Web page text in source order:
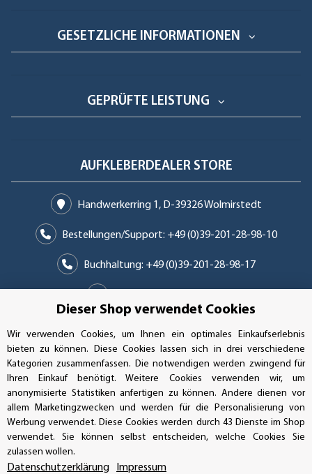
GESETZLICHE INFORMATIONEN
GEPRÜFTE LEISTUNG
AUFKLEBERDEALER STORE
Handwerkerring 1, D-39326 Wolmirstedt
Bestellungen/Support: +49 (0)39-201-28-98-10
Buchhaltung: +49 (0)39-201-28-98-17
UNSER AFFILIATE-PROGRAMM
UNSERE ZAHLUNGSARTEN*
Dieser Shop verwendet Cookies
Wir verwenden Cookies, um Ihnen ein optimales Einkaufserlebnis
bieten zu können. Diese Cookies lassen sich in drei verschiedene
Kategorien zusammenfassen. Die notwendigen werden zwingend für
Ihren Einkauf benötigt. Weitere Cookies verwenden wir, um
anonymisierte Statistiken anfertigen zu können. Andere dienen vor
allem Marketingzwecken und werden für die Personalisierung von
Werbung verwendet. Diese Cookies werden durch 43 Dienste im Shop
verwendet. Sie können selbst entscheiden, welche Cookies Sie
zulassen wollen.
Datenschutzerklärung Impressum